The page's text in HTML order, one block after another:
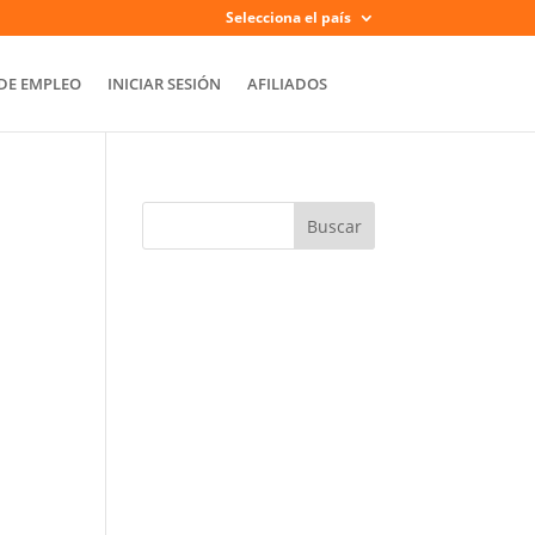
Selecciona el país
EMPLEO INICIAR SESIÓN AFILIADOS